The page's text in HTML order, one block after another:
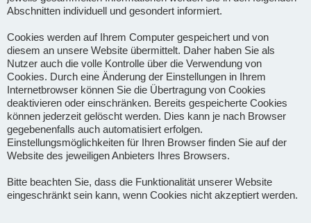
Abschnitten individuell und gesondert informiert.
Cookies werden auf Ihrem Computer gespeichert und von
diesem an unsere Website übermittelt. Daher haben Sie als
Nutzer auch die volle Kontrolle über die Verwendung von
Cookies. Durch eine Änderung der Einstellungen in Ihrem
Internetbrowser können Sie die Übertragung von Cookies
deaktivieren oder einschränken. Bereits gespeicherte Cookies
können jederzeit gelöscht werden. Dies kann je nach Browser
gegebenenfalls auch automatisiert erfolgen.
Einstellungsmöglichkeiten für Ihren Browser finden Sie auf der
Website des jeweiligen Anbieters Ihres Browsers.
Bitte beachten Sie, dass die Funktionalität unserer Website
eingeschränkt sein kann, wenn Cookies nicht akzeptiert werden.